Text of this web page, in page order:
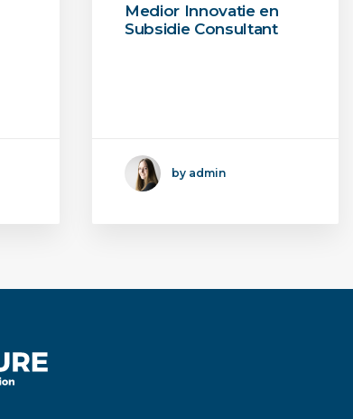
Medior Innovatie en
Subsidie Consultant
by admin